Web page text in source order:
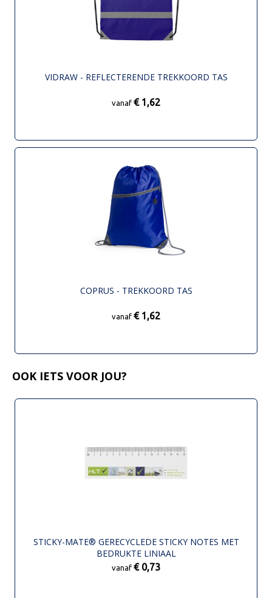
VIDRAW - REFLECTERENDE TREKKOORD TAS
vanaf € 1,62
COPRUS - TREKKOORD TAS
vanaf € 1,62
OOK IETS VOOR JOU?
STICKY-MATE® GERECYCLEDE STICKY NOTES MET
BEDRUKTE LINIAAL
vanaf € 0,73